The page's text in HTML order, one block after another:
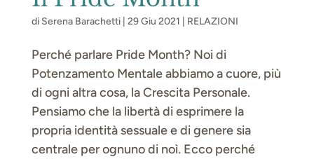
di Serena Barachetti| 29 Giu 2021 RELAZIONI
Perché parlare Pride Month? Noi di
Potenzamento Mentale abbiamo a cuore, più
di ogni altra cosa, la Crescita Personale.
Pensiamo che la libertà di esprimere la
propria identità sessuale e di genere sia
centrale per ognuno di noì. Ecco perché